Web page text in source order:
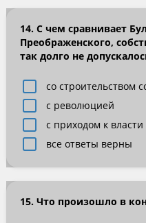
14. С чем сравнивает
Преображенского,
так долго не
со строительством
с революцией
с приходом к
все ответы верны
15. Что произошло в